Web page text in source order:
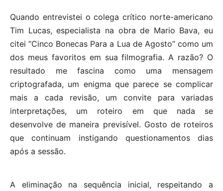
Quando entrevistei o colega crítico norte-americano
Tim Lucas, especialista na obra de Mario Bava, eu
citei “Cinco Bonecas Para a Lua de Agosto” como um
dos meus favoritos em sua filmografia. A razão? O
resultado me fascina como uma mensagem
criptografada, um enigma que parece se complicar
mais a cada revisão, um convite para variadas
interpretações, um roteiro em que nada se
desenvolve de maneira previsível. Gosto de roteiros
que continuam instigando questionamentos dias
após a sessão.
A eliminação na sequência inicial, respeitando a